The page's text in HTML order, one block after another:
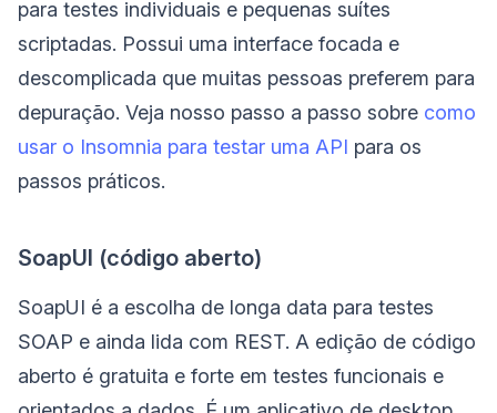
para testes individuais e pequenas suítes
scriptadas. Possui uma interface focada e
descomplicada que muitas pessoas preferem para
depuração. Veja nosso passo a passo sobre como
usar o Insomnia para testar uma API para os
passos práticos.
SoapUI (código aberto)
SoapUI é a escolha de longa data para testes
SOAP e ainda lida com REST. A edição de código
aberto é gratuita e forte em testes funcionais e